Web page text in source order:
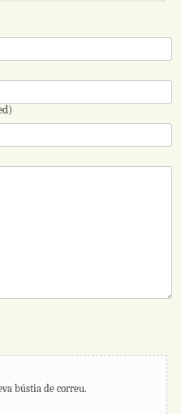
bústia de correu.